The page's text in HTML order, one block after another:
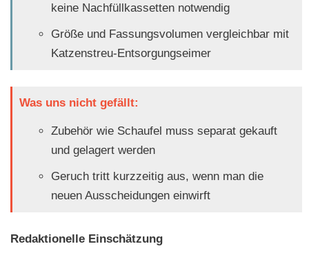
keine Nachfüllkassetten notwendig
Größe und Fassungsvolumen vergleichbar mit
Katzenstreu-Entsorgungseimer
Was uns nicht gefällt:
Zubehör wie Schaufel muss separat gekauft
und gelagert werden
Geruch tritt kurzzeitig aus, wenn man die
neuen Ausscheidungen einwirft
Redaktionelle Einschätzung